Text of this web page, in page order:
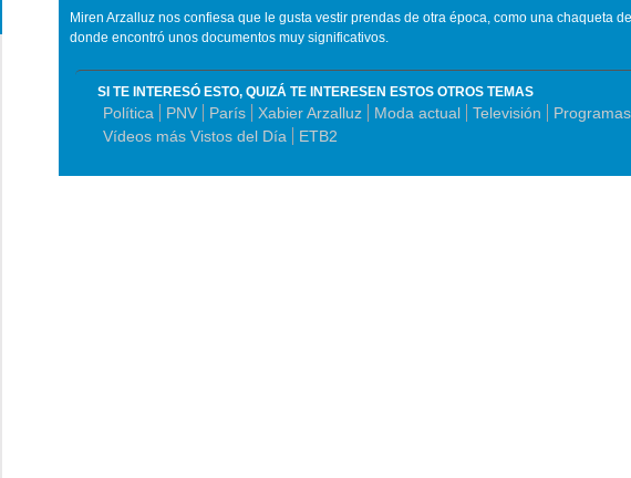
Miren Arzalluz nos confiesa que le gusta vestir prendas de otra época, como una chaqueta
donde encontró unos documentos muy significativos.
SI TE INTERESÓ ESTO, QUIZÁ TE INTERESEN ESTOS OTROS TEMAS
Política PNV París Xabier Arzalluz Moda actual Televisión
Vídeos más Vistos del Día
ETB2